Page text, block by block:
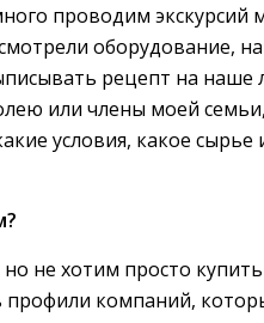
проводим
оборудование,
рецепт на наше
или члены моей
условия, какое сырье
не хотим просто
профили компаний,